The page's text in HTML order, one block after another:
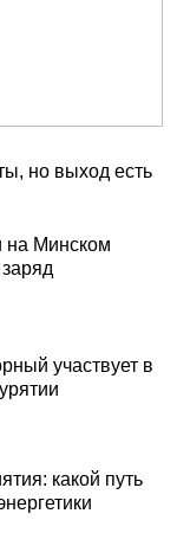
но выход есть
на Минском
участвует в
какой путь